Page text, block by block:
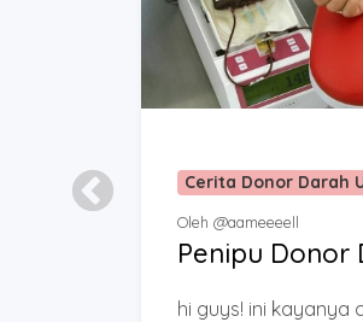
Cerita Donor Darah
Oleh @aameeeell
Penipu Donor
hi guys! ini kayanya